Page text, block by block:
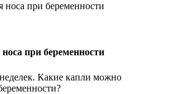
при беременности
Какие капли можно